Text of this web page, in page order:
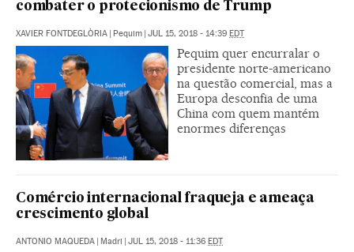
combater o protecionismo de Trump
XAVIER FONTDEGLÒRIA | Pequim | JUL 15, 2018 - 14:39 EDT
Pequim quer encurralar o
presidente norte-americano
na questão comercial, mas a
Europa desconfia de uma
China com quem mantém
enormes diferenças
Comércio internacional fraqueja e ameaça
crescimento global
ANTONIO MAQUEDA | Madri | JUL 15, 2018 - 11:36 EDT